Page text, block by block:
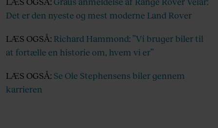
Det er den nyeste og mest moderne Land Rover
LÆS OGSÅ: Richard Hammond: ”Vi bruger biler til
at fortælle en historie om, hvem vi er”
LÆS OGSÅ: Se Ole Stephensens biler gennem
karrieren